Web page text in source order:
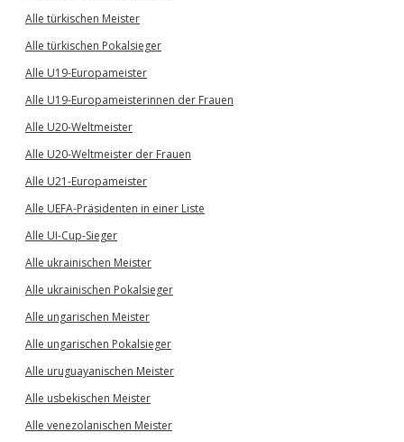
Alle türkischen Meister
Alle türkischen Pokalsieger
Alle U19-Europameister
Alle U19-Europameisterinnen der Frauen
Alle U20-Weltmeister
Alle U20-Weltmeister der Frauen
Alle U21-Europameister
Alle UEFA-Präsidenten in einer Liste
Alle UI-Cup-Sieger
Alle ukrainischen Meister
Alle ukrainischen Pokalsieger
Alle ungarischen Meister
Alle ungarischen Pokalsieger
Alle uruguayanischen Meister
Alle usbekischen Meister
Alle venezolanischen Meister